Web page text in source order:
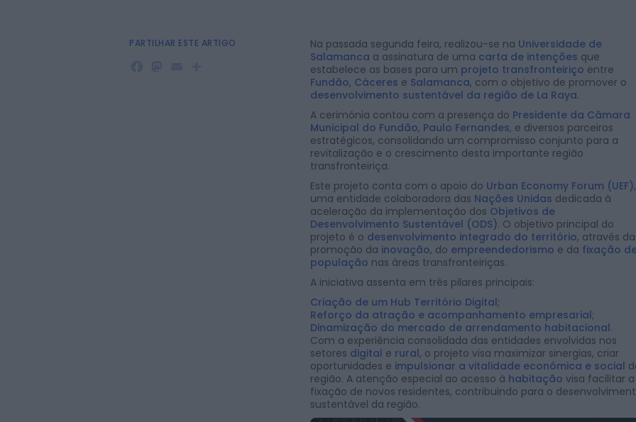
Na passada segunda feira, realizou-se na Universidade de
Salamanca a assinatura de uma carta de intenções que
estabelece as bases para um projeto transfronteiriço entre
Fundão, Cáceres e Salamanca, com o objetivo de promover o
desenvolvimento sustentável da região de La Raya.
A cerimónia contou com a presença do Presidente da Câmara
Municipal do Fundão, Paulo Fernandes, e diversos parceiros
estratégicos, consolidando um compromisso conjunto para a
revitalização e o crescimento desta importante região
transfronteiriça.
Este projeto conta com o apoio do Urban Economy Forum (UEF),
uma entidade colaboradora das Nações Unidas dedicada à
aceleração da implementação dos Objetivos de
Desenvolvimento Sustentável (ODS). O objetivo principal do
projeto é o desenvolvimento integrado do território, através da
promoção da inovação, do empreendedorismo e da fixação
população nas áreas transfronteiriças.
A iniciativa assenta em três pilares principais:
Criação de um Hub Território Digital;
Reforço da atração e acompanhamento empresarial;
Dinamização do mercado de arrendamento habitacional.
Com a experiência consolidada das entidades envolvidas nos
setores digital e rural, o projeto visa maximizar sinergias, criar
oportunidades e impulsionar a vitalidade económica e social
região. A atenção especial ao acesso à habitação visa facilitar a
fixação de novos residentes, contribuindo para o
sustentável da região.
PARTILHAR ESTE ARTIGO